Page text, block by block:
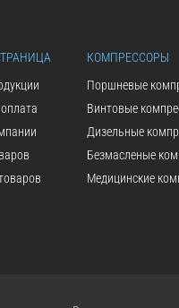
КОМПРЕССОРЫ
Поршневые
Винтовые
Дизельные
Безмасленые
Медицинские